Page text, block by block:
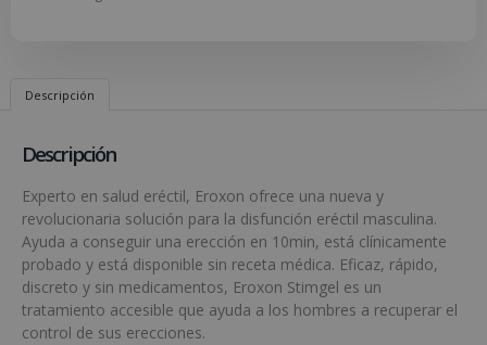
Descripción
Descripción
Experto en salud eréctil, Eroxon ofrece una nueva y
revolucionaria solución para la disfunción eréctil masculina.
Ayuda a conseguir una erección en 10min, está clínicamente
probado y está disponible sin receta médica. Eficaz, rápido,
discreto y sin medicamentos, Eroxon Stimgel es un
tratamiento accesible que ayuda a los hombres a recuperar el
control de sus erecciones.